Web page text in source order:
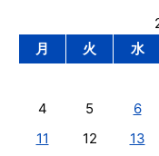
月
火 水
4
5 6
11
12 13